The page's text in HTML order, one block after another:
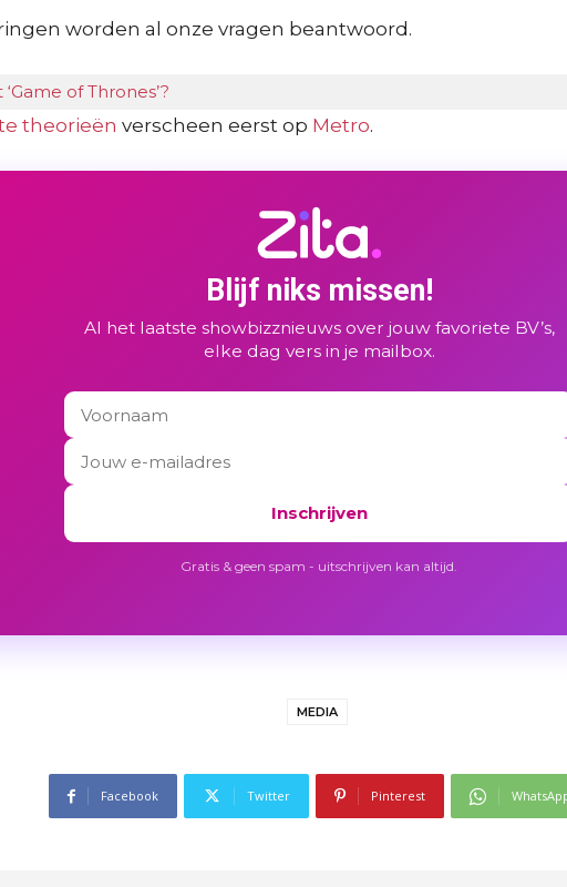
worden al onze vragen beantwoord.
of Thrones’?
theorieën verscheen eerst op Metro.
Blijf niks missen!
Al het laatste showbizznieuws over jouw favoriete BV’s,
elke dag vers in je mailbox.
Inschrijven
Gratis & geen spam - uitschrijven kan altijd.
MEDIA
Facebook Twitter Pinterest